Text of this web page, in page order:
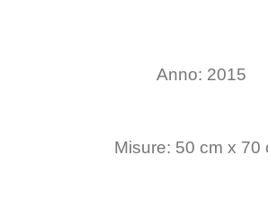
Anno: 2015
Misure: 50 cm x 70